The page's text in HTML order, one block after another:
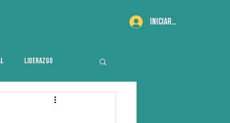
Iniciar sesión
LIDERAZGO